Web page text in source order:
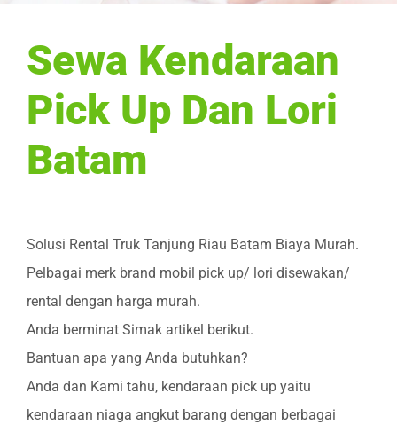
Sewa Kendaraan
Pick Up Dan Lori
Batam
Solusi Rental Truk Tanjung Riau Batam Biaya Murah.
Pelbagai merk brand mobil pick up/ lori disewakan/
rental dengan harga murah.
Anda berminat Simak artikel berikut.
Bantuan apa yang Anda butuhkan?
Anda dan Kami tahu, kendaraan pick up yaitu
kendaraan niaga angkut barang dengan berbagai